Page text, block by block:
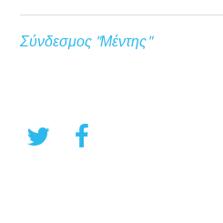
Σύνδεσμος "Μέντης"